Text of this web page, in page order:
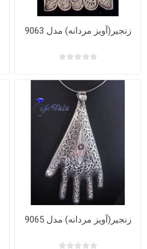
زنجیر(آویز مردانه) مدل 9063
زنجیر(آویز مردانه) مدل 9065